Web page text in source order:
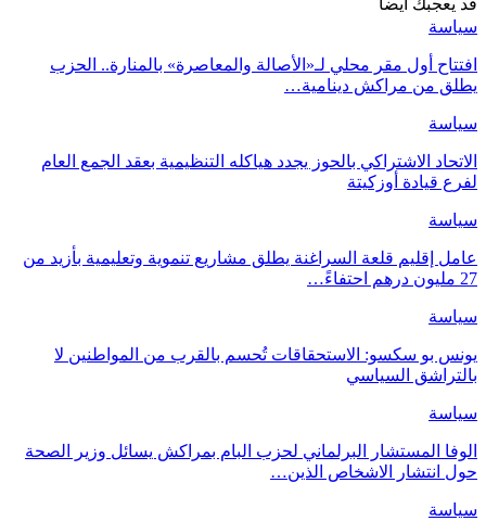
سياسة
افتتاح أول مقر محلي لـ«الأصالة والمعاصرة» بالمنارة.. الحزب
يطلق من مراكش دينامية…
سياسة
الاتحاد الاشتراكي بالحوز يجدد هياكله التنظيمية بعقد الجمع العام
لفرع قيادة أوزكيتة
سياسة
عامل إقليم قلعة السراغنة يطلق مشاريع تنموية وتعليمية بأزيد من
27 مليون درهم احتفاءً…
سياسة
يونس بو سكسو: الاستحقاقات تُحسم بالقرب من المواطنين لا
بالتراشق السياسي
سياسة
الوفا المستشار البرلماني لحزب البام بمراكش يسائل وزير الصحة
حول انتشار الاشخاص الذين…
سياسة